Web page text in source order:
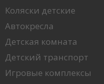
Коляски детские
Автокресла
Детская комната
Детский транспорт
Игровые комплексы